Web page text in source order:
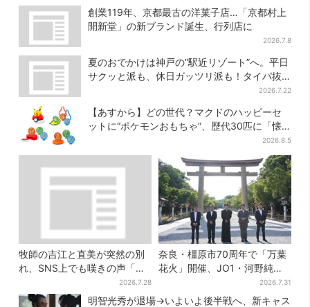
る”キャンペーンも
いが強すぎる理由とは
創業119年、京都最古の洋菓子店…「京都村上
開新堂」の新ブランド誕生、行列店に
2026.7.8
夏のおでかけは神戸の”駅近リゾート”へ。平日
サクッと派も、休日ガッツリ派も！タイパ抜
2026.7.22
【あすから】どの世代？マクドのハッピーセ
ットに“ポケモンおもちゃ”、歴代30匹に「懐
2026.8.5
牧師の吉江と直美が突然の別
れ、SNS上でも嘆きの声「癒
2026.7.28
奈良・橿原市70周年で「万葉
花火」開催、JO1・河野純喜
がアンバサダーに…グループ
楽曲ともシンクロ
2026.7.31
明智光秀が退場→いよいよ後半戦へ、新キャス